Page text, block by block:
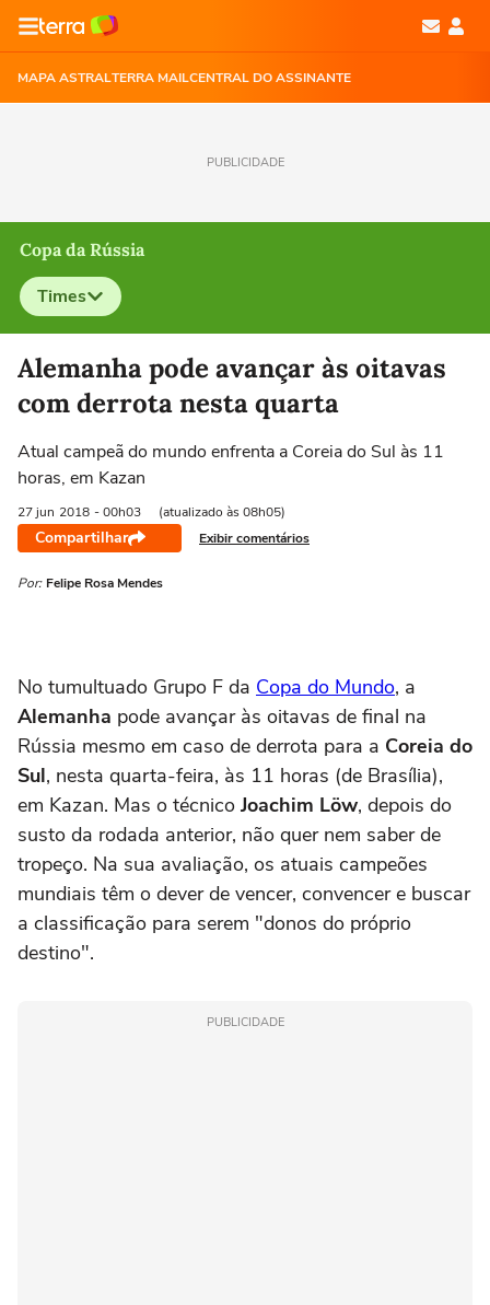
MAPA ASTRALTERRA MAILCENTRAL DO ASSINANTE
PUBLICIDADE
Copa da Rússia
Times
Selecione o time para ver as notícias
Alemanha pode avançar às oitavas
com derrota nesta quarta
Atual campeã do mundo enfrenta a Coreia do Sul às 11
horas, em Kazan
27 jun 2018 - 00h03 (atualizado às 08h05)
Compartilhar Exibir comentários
Por: Felipe Rosa Mendes
No tumultuado Grupo F da Copa do Mundo, a
Alemanha pode avançar às oitavas de final na
Rússia mesmo em caso de derrota para a Coreia do
Sul, nesta quarta-feira, às 11 horas (de Brasília),
em Kazan. Mas o técnico Joachim Löw, depois do
susto da rodada anterior, não quer nem saber de
tropeço. Na sua avaliação, os atuais campeões
mundiais têm o dever de vencer, convencer e buscar
a classificação para serem "donos do próprio
destino".
PUBLICIDADE